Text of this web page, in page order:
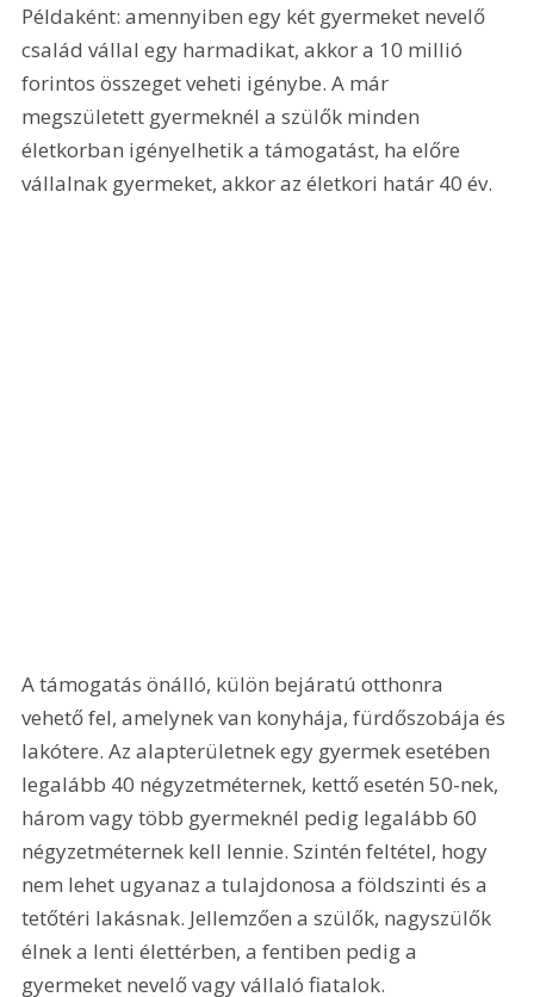
Példaként: amennyiben egy két gyermeket nevelő
család vállal egy harmadikat, akkor a 10 millió
forintos összeget veheti igénybe. A már
megszületett gyermeknél a szülők minden
életkorban igényelhetik a támogatást, ha előre
vállalnak gyermeket, akkor az életkori határ 40 év.
A támogatás önálló, külön bejáratú otthonra
vehető fel, amelynek van konyhája, fürdőszobája és
lakótere. Az alapterületnek egy gyermek esetében
legalább 40 négyzetméternek, kettő esetén 50-nek,
három vagy több gyermeknél pedig legalább 60
négyzetméternek kell lennie. Szintén feltétel, hogy
nem lehet ugyanaz a tulajdonosa a földszinti és a
tetőtéri lakásnak. Jellemzően a szülők, nagyszülők
élnek a lenti élettérben, a fentiben pedig a
gyermeket nevelő vagy vállaló fiatalok.